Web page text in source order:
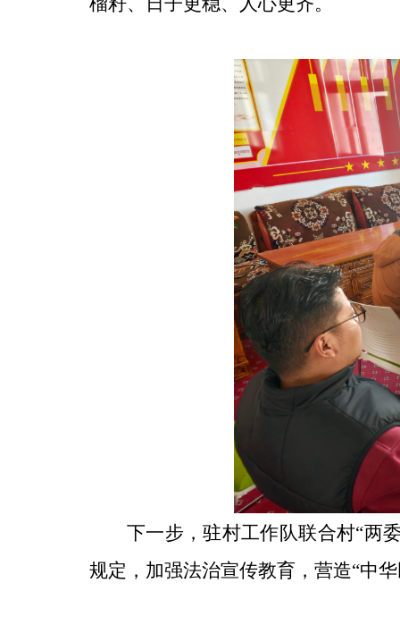
下一步，驻村工作队联合村“两
规定，加强法治宣传教育，营造“中